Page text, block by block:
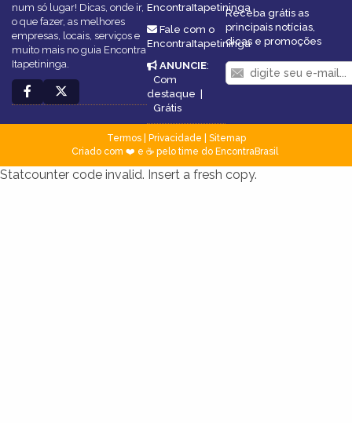
num só lugar! Dicas, onde ir,
o que fazer, as melhores
empresas, locais, serviços e
muito mais no guia Encontra
Itapetininga.
EncontraItapetininga
Fale com o
EncontraItapetininga
ANUNCIE:
Com
destaque |
Grátis
Receba grátis as
principais notícias,
dicas e promoções
Termos| Privacidade
Sitemap
Criado com ❤️ e ☕ pelo time do EncontraBrasil
Statcounter code invalid. Insert a fresh copy.